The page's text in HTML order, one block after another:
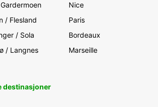
/ Flesland
/ Sola
/ Langnes
Nice
Paris
Bordeaux
Marseille
destinasjoner